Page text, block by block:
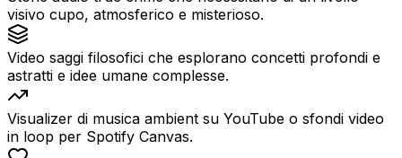
visivo cupo, atmosferico e misterioso.
Video saggi filosofici che esplorano concetti profondi e
astratti e idee umane complesse.
Visualizer di musica ambient su YouTube o sfondi video
in loop per Spotify Canvas.